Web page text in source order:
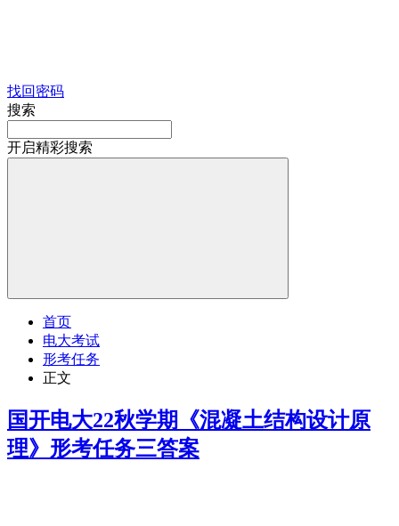
找回密码
搜索
开启精彩搜索
首页
电大考试
形考任务
正文
国开电大22秋学期《混凝土结构设计原
理》形考任务三答案